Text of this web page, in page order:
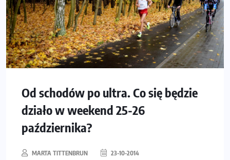
Od schodów po ultra. Co się będzie
działo w weekend 25-26
października?
MARTA TITTENBRUN 23-10-2014